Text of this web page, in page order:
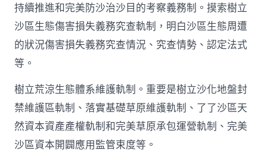
持續推進和完美防沙治沙目的考察義務制。摸索樹立
沙區生態傷害損失義務究查軌制，明白沙區生態周遭
的狀況傷害損失義務究查情況、究查情勢、認定法式
等。
樹立荒涼生態體系維護軌制。重要是樹立沙化地盤封
禁維護區軌制、落實基礎草原維護軌制、了了沙區天
然資本資產產權軌制和完美草原承包運營軌制、完美
沙區資本開闢應用監管束度等。